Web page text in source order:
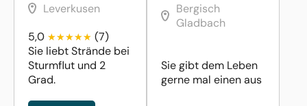
Leverkusen
5,0
(7)
Sie liebt Strände bei
Sturmflut und 2
Grad.
Bergisch
Gladbach
Sie gibt dem Leben
gerne mal einen aus